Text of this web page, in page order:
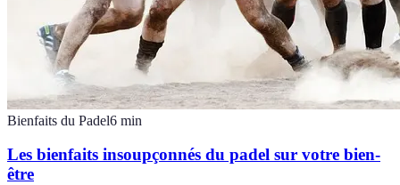
Bienfaits du Padel6 min
Les bienfaits insoupçonnés du padel sur votre bien-
être